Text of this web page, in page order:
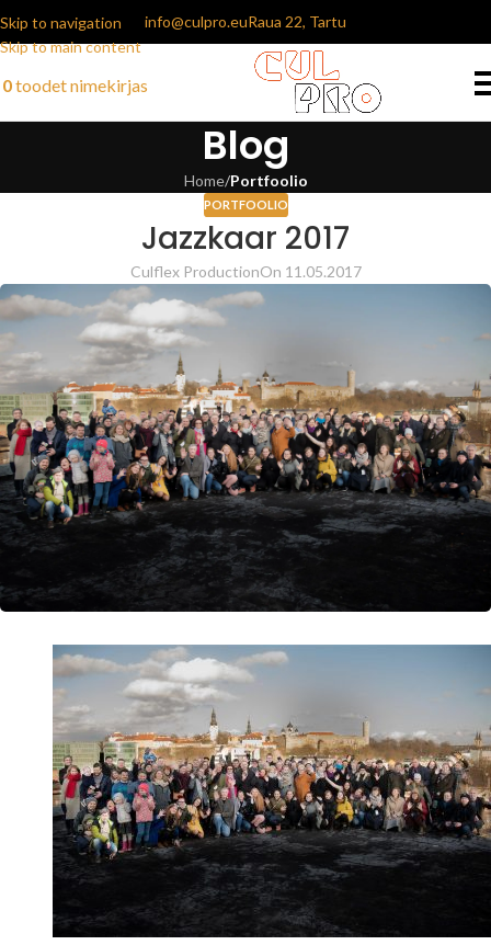
Skip to navigation
Skip to main content
info@culpro.euRaua 22, Tartu
0toodetnimekirjas
Blog
Home/Portfoolio
PORTFOOLIO
Jazzkaar 2017
Culflex ProductionOn 11.05.2017